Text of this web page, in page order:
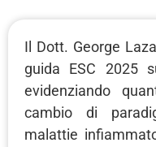
Il Dott. George
guida ESC 2025
evidenziando
cambio di
malattie